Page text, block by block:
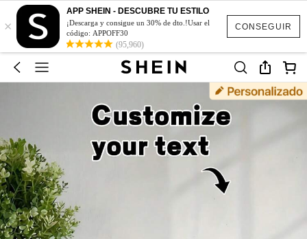
CONSEGUIR
×
APP SHEIN - DESCUBRE TU ESTILO
¡Descarga y consigue un 30% de dto.!Usar el
código: APPOFF30
(95,960)